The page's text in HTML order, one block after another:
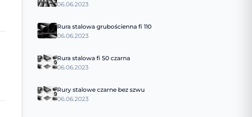
06.06.2023
Rura stalowa grubościenna fi 110
06.06.2023
Rura stalowa fi 50 czarna
06.06.2023
Rury stalowe czarne bez szwu
06.06.2023